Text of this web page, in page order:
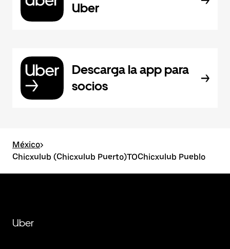
Uber
Descarga la app para
socios
México>
Chicxulub (Chicxulub Puerto)TOChicxulub Pueblo
Uber